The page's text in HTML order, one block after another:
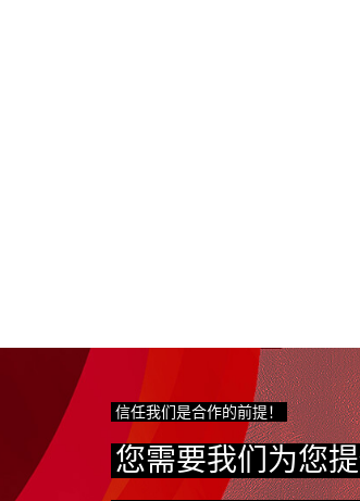
信任我们是合作的前提！
您需要我们为您